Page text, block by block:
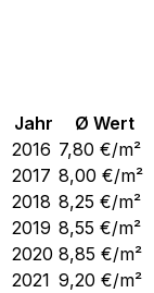
Jahr Ø Wert
2016 7,80 €/m²
2017 8,00 €/m²
2018 8,25 €/m²
2019 8,55 €/m²
2020 8,85 €/m²
2021 9,20 €/m²